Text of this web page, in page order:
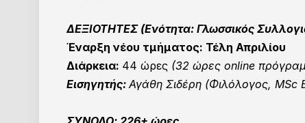
ΔΕΞΙΟΤΗΤΕΣ (Ενότητα: Γλωσσικός
Έναρξη νέου τμήματος: Τέλη Απριλίου
Διάρκεια: 44 ώρες (32 ώρες online
Εισηγητής:Αγάθη Σιδέρη (Φιλόλογος, MSc